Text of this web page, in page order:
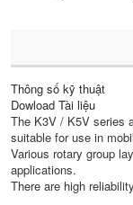
Thông số kỹ thuật
Dowload Tài liệu
The K3V / K5V series
suitable for use in
Various rotary group
applications.
There are high